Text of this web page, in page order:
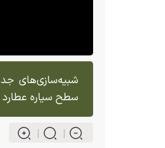
سطح سیاره عطارد